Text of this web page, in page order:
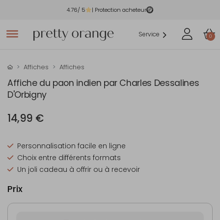
4.76/ 5 | Protection acheteur
Service 0
Affiches Affiches
Affiche du paon indien par Charles Dessalines
D'Orbigny
14,99 €
Personnalisation facile en ligne
Choix entre différents formats
Un joli cadeau à offrir ou à recevoir
Prix